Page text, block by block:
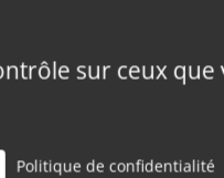
sur ceux que
Politique de confidentialité